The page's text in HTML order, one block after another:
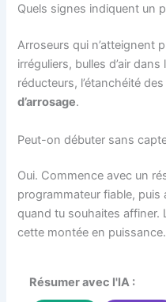
Quels signes indiquent un
Arroseurs qui n’atteignent
irréguliers, bulles d’air
réducteurs, l’étanchéité
d’arrosage.
Peut-on débuter sans
Oui. Commence avec un
programmateur fiable,
quand tu souhaites affiner.
cette montée en puissance.
Résumer avec l'IA :